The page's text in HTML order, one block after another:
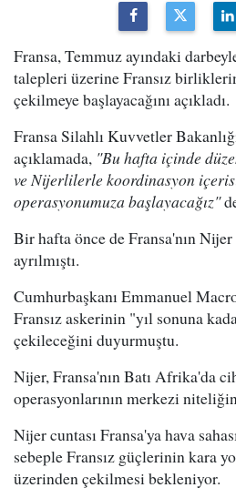
Fransa, Temmuz ayındaki
talepleri üzerine Fransız
çekilmeye başlayacağını açıkladı.
Fransa Silahlı Kuvvetler
açıklamada, "Bu hafta içinde
ve Nijerlilerle koordinasyon
operasyonumuza başlayacağız"
Bir hafta önce de Fransa'nın
ayrılmıştı.
Cumhurbaşkanı Emmanuel
Fransız askerinin "yıl sonuna
çekileceğini duyurmuştu.
Nijer, Fransa'nın Batı Afrika'da
operasyonlarının merkezi
Nijer cuntası Fransa'ya hava
sebeple Fransız güçlerinin kara
üzerinden çekilmesi bekleniyor.